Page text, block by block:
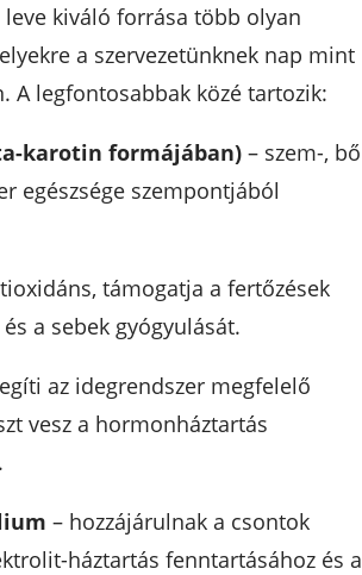
leve kiváló forrása több olyan
a szervezetünknek nap mint
A legfontosabbak közé tartozik:
karotin formájában) – szem-,
egészsége szempontjából
támogatja a fertőzések
a sebek gyógyulását.
az idegrendszer megfelelő
vesz a hormonháztartás
– hozzájárulnak a csontok
háztartás fenntartásához és